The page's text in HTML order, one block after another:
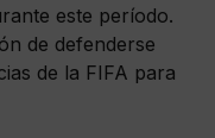
este período.
de defenderse
de la FIFA para